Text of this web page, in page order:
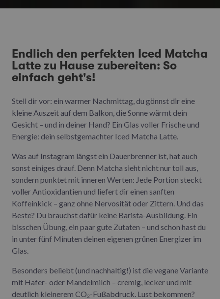
Endlich den perfekten Iced Matcha
Latte zu Hause zubereiten: So
einfach geht's!
Stell dir vor: ein warmer Nachmittag, du gönnst dir eine
kleine Auszeit auf dem Balkon, die Sonne wärmt dein
Gesicht – und in deiner Hand? Ein Glas voller Frische und
Energie: dein selbstgemachter Iced Matcha Latte.
Was auf Instagram längst ein Dauerbrenner ist, hat auch
sonst einiges drauf. Denn Matcha sieht nicht nur toll aus,
sondern punktet mit inneren Werten: Jede Portion steckt
voller Antioxidantien und liefert dir einen sanften
Koffeinkick – ganz ohne Nervosität oder Zittern. Und das
Beste? Du brauchst dafür keine Barista-Ausbildung. Ein
bisschen Übung, ein paar gute Zutaten – und schon hast du
in unter fünf Minuten deinen eigenen grünen Energizer im
Glas.
Besonders beliebt (und nachhaltig!) ist die vegane Variante
mit Hafer- oder Mandelmilch – cremig, lecker und mit
deutlich kleinerem CO₂-Fußabdruck. Lust bekommen?